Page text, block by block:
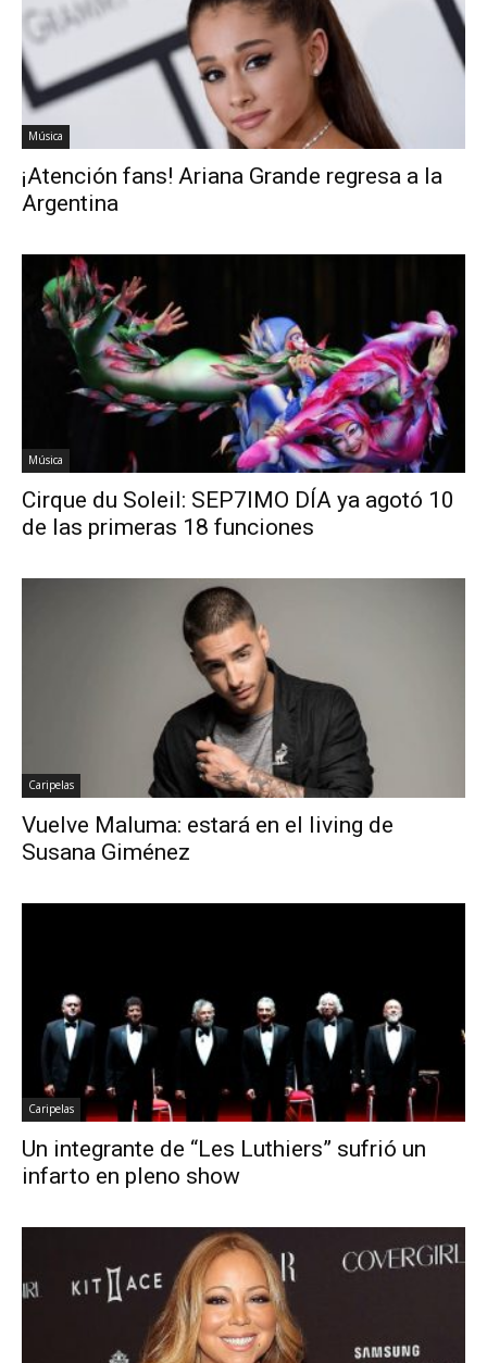
Música
¡Atención fans! Ariana Grande regresa a la
Argentina
Música
Cirque du Soleil: SEP7IMO DÍA ya agotó 10
de las primeras 18 funciones
Caripelas
Vuelve Maluma: estará en el living de
Susana Giménez
Caripelas
Un integrante de “Les Luthiers” sufrió un
infarto en pleno show